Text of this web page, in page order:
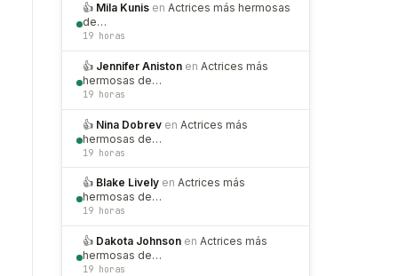
👍 Mila Kunis en Actrices más hermosas
de…
19 horas
👍 Jennifer Aniston en Actrices más
hermosas de…
19 horas
👍 Nina Dobrev en Actrices más
hermosas de…
19 horas
👍 Blake Lively en Actrices más
hermosas de…
19 horas
👍 Dakota Johnson en Actrices más
hermosas de…
19 horas